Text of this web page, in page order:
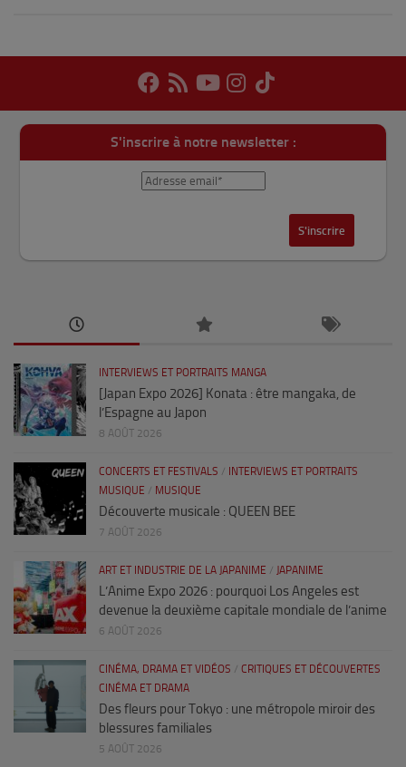
S'inscrire à notre newsletter :
INTERVIEWS ET PORTRAITS MANGA
[Japan Expo 2026] Konata : être mangaka, de
l’Espagne au Japon
8 AOÛT 2026
CONCERTS ET FESTIVALS / INTERVIEWS ET PORTRAITS
MUSIQUE / MUSIQUE
Découverte musicale : QUEEN BEE
7 AOÛT 2026
ART ET INDUSTRIE DE LA JAPANIME / JAPANIME
L’Anime Expo 2026 : pourquoi Los Angeles est
devenue la deuxième capitale mondiale de l’anime
6 AOÛT 2026
CINÉMA, DRAMA ET VIDÉOS / CRITIQUES ET DÉCOUVERTES
CINÉMA ET DRAMA
Des fleurs pour Tokyo : une métropole miroir des
blessures familiales
5 AOÛT 2026